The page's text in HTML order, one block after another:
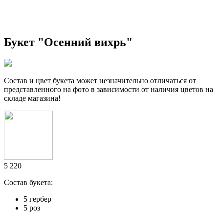
Букет "Осенний вихрь"
Cостав и цвет букета может незначительно отличаться от
представленного на фото в зависимоcти от наличия цветов на
складе магазина!
5 220
Состав букета:
5 гербер
5 роз